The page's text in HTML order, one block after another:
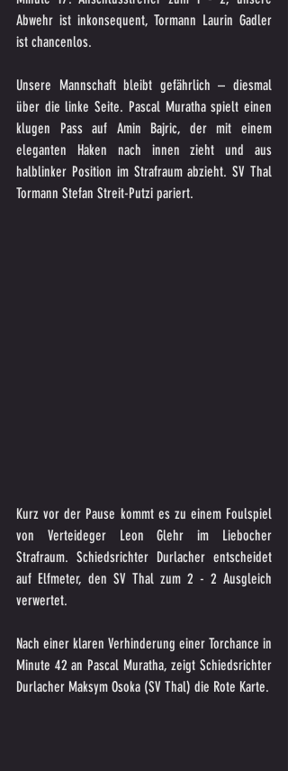
Abwehr ist inkonsequent, Tormann Laurin Gadler
ist chancenlos.
Unsere Mannschaft bleibt gefährlich – diesmal
über die linke Seite. Pascal Muratha spielt einen
klugen Pass auf Amin Bajric, der mit einem
eleganten Haken nach innen zieht und aus
halblinker Position im Strafraum abzieht. SV Thal
Tormann Stefan Streit-Putzi pariert.
Kurz vor der Pause kommt es zu einem Foulspiel
von Verteideger Leon Glehr im Liebocher
Strafraum. Schiedsrichter Durlacher entscheidet
auf Elfmeter, den SV Thal zum 2 - 2 Ausgleich
verwertet.
Nach einer klaren Verhinderung einer Torchance in
Minute 42 an Pascal Muratha, zeigt Schiedsrichter
Durlacher Maksym Osoka (SV Thal) die Rote Karte.